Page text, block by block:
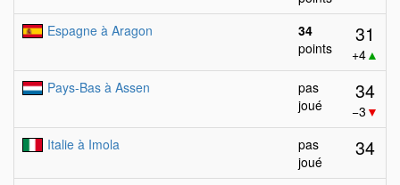
Espagne à Aragon
34
points
31
+4▲
Pays-Bas à Assen
pas
joué
34
−3 ▼
Italie à Imola
pas
joué
34